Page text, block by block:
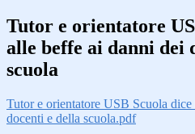
Tutor e orientatore
alle beffe ai danni dei
scuola
Tutor e orientatore USB Scuola
docenti e della scuola.pdf